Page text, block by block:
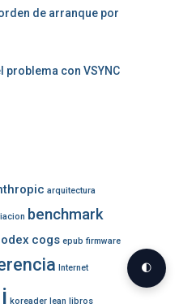
de arranque por
problema con VSYNC
arquitectura
benchmark
cogs epub firmware
Internet
koreader lean libros
🌓